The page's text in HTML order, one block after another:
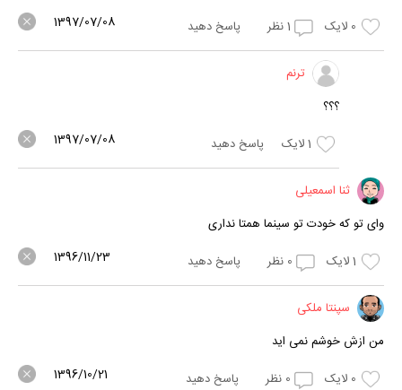
0 لایک 1نظر پاسخ دهید 1397/07/08
ترنم
؟؟؟
1لایک پاسخ دهید 1397/07/08
ثنا اسمعیلی
وای تو که خودت تو سینما همتا نداری
1لایک 0 نظر پاسخ دهید 1396/11/23
سپنتا ملکی
من ازش خوشم نمی اید
0 لایک 0 نظر پاسخ دهید 1396/10/21